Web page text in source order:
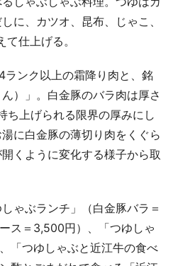
に、カツオ、昆布、じゃこ、
仕上げる。
ンク以上の霜降り肉と、銘
）」。白金豚のバラ肉は厚さ
ち上げられる限界の厚みにし
に白金豚の薄切り肉をくぐら
くように変化する様子から取
ゃぶランチ」（白金豚バラ＝
ス＝3,500円）、「つゆしゃ
「つゆしゃぶと近江牛の食べ